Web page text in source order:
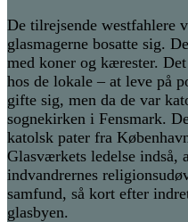
De tilrejsende westfahlere
glasmagerne bosatte sig.
med koner og kærester.
hos de lokale – at leve på
gifte sig, men da de var
sognekirken i Fensmark.
katolsk pater fra
Glasværkets ledelse indså,
indvandrernes
samfund, så kort efter
glasbyen.